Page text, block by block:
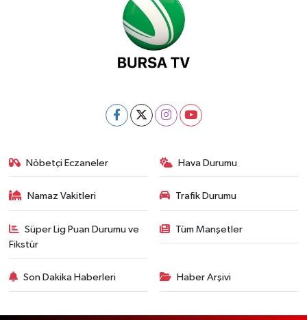
Nöbetçi Eczaneler Hava Durumu
Namaz Vakitleri Trafik Durumu
Süper Lig Puan Durumu ve
Fikstür
Tüm Manşetler
Son Dakika Haberleri Haber Arşivi